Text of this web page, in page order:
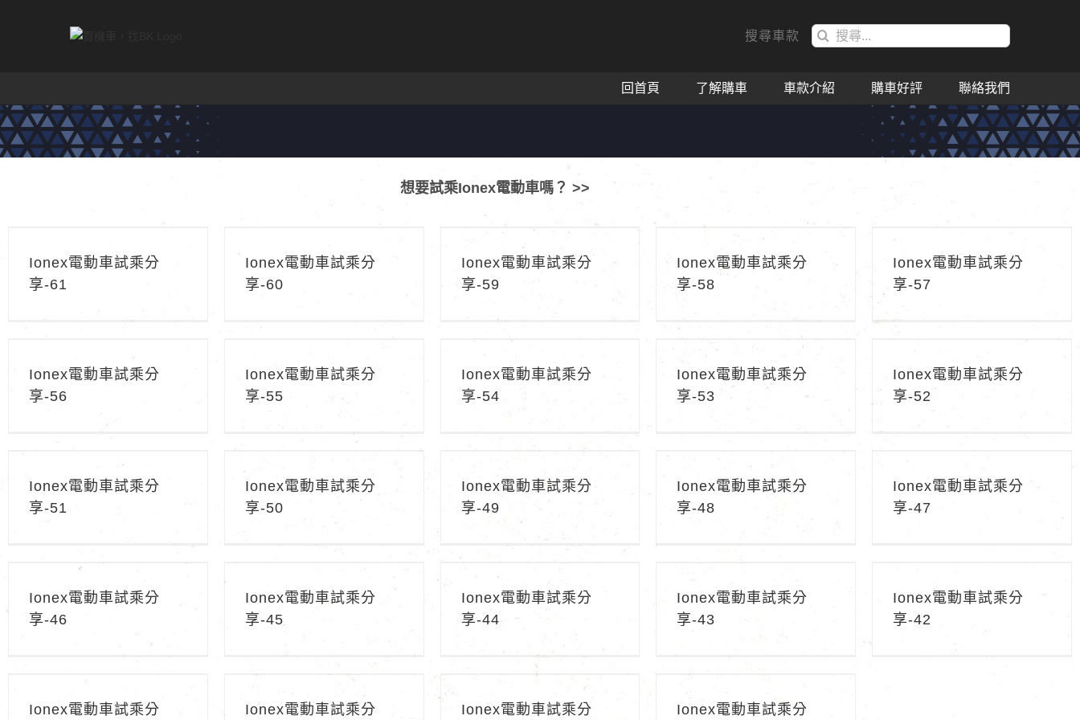
搜尋車款
搜
果：
回首頁 了解購車 車款介紹 購車好評 聯絡我們
想要試乘Ionex電動車嗎？ >>
Ionex電動車試乘分
享-61
Ionex電動車試乘分
享-60
Ionex電動車試乘分享-59
Ionex電動車試乘分
享-59
Ionex電動車試乘分享-58
Ionex電動車試乘分
享-58
Ionex電動車試乘分
享-57
Ionex電動車試乘分
享-56
Ionex電動車試乘分
享-55
Ionex電動車試乘分享-54
Ionex電動車試乘分
享-54
Ionex電動車試乘分享-53
Ionex電動車試乘分
享-53
Ionex電動車試乘分
享-52
Ionex電動車試乘分
享-51
Ionex電動車試乘分
享-50
Ionex電動車試乘分享-49
Ionex電動車試乘分
享-49
Ionex電動車試乘分享-48
Ionex電動車試乘分
享-48
Ionex電動車試乘分
享-47
Ionex電動車試乘分享-46
Ionex電動車試乘分
享-46
Ionex電動車試乘分
享-45
Ionex電動車試乘分享-44
Ionex電動車試乘分
享-44
Ionex電動車試乘分
享-43
Ionex電動車試乘分
享-42
Ionex電動車試乘分
Ionex電動車試乘分享-40
Ionex電動車試乘分
Ionex電動車試乘分享-39
Ionex電動車試乘分
Ionex電動車試乘分享-38
Ionex電動車試乘分